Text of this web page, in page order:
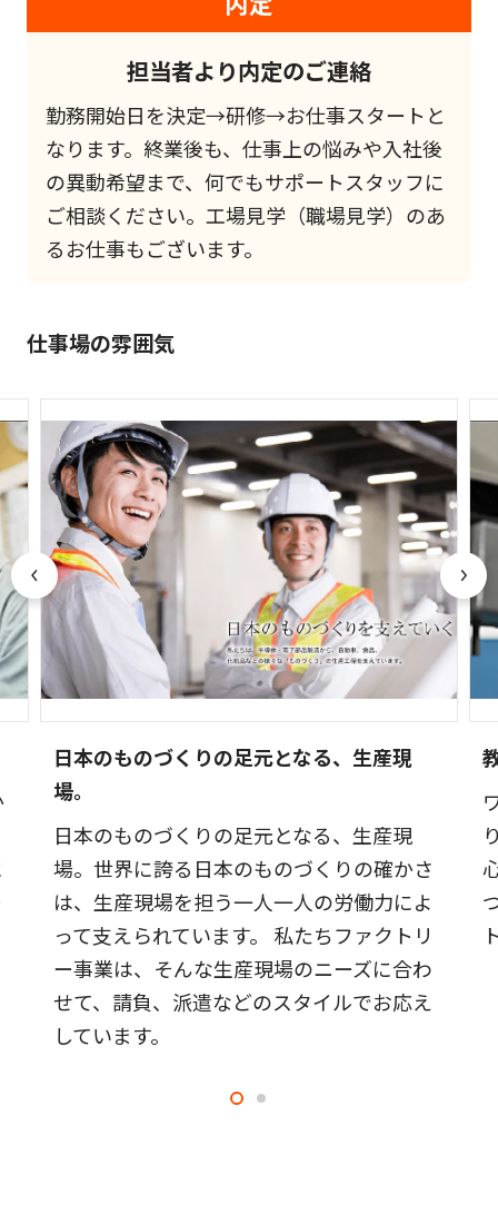
担当者より内定のご連絡
勤務開始日を決定→研修→お仕事スタートと
なります。終業後も、仕事上の悩みや入社後
の異動希望まで、何でもサポートスタッフに
ご相談ください。工場見学（職場見学）のあ
るお仕事もございます。
仕事場の雰囲気
日本のものづくりの足元となる、生産現
場。
日本のものづくりの足元となる、生産現
場。世界に誇る日本のものづくりの確かさ
は、生産現場を担う一人一人の労働力によ
って支えられています。 私たちファクトリ
ー事業は、そんな生産現場のニーズに合わ
せて、請負、派遣などのスタイルでお応え
しています。